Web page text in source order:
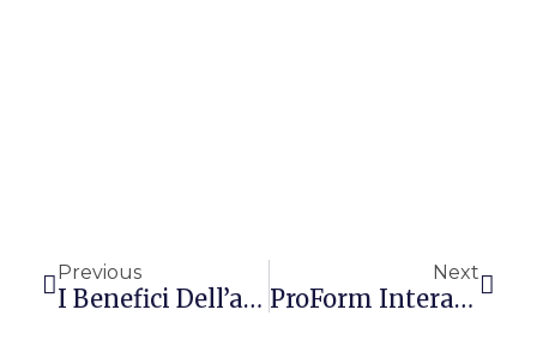
Previous
I Benefici Dell’attività Fisica (parte II)
Next
ProForm Interactive Trainer